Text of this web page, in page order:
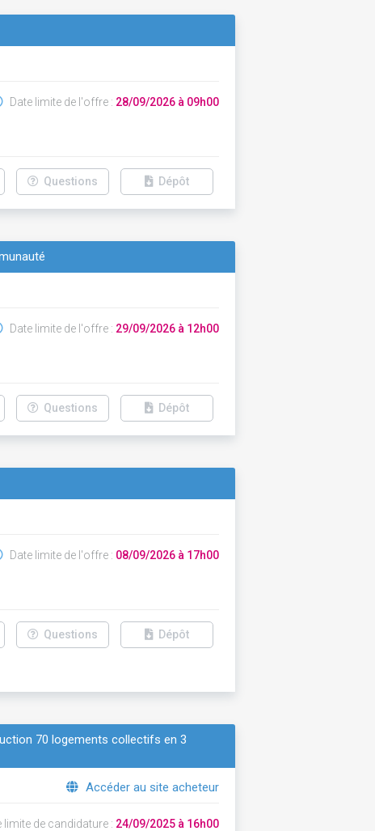
Date limite de l'offre : 28/09/2026 à 09h00
Questions Dépôt
Date limite de l'offre : 29/09/2026 à 12h00
Questions Dépôt
Date limite de l'offre : 08/09/2026 à 17h00
Questions Dépôt
70 logements collectifs en 3
Accéder au site acheteur
limite de candidature : 24/09/2025 à 16h00